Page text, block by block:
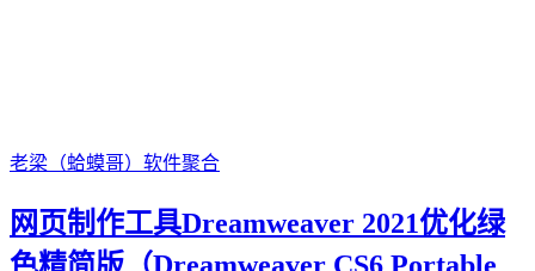
老梁（蛤蟆哥） 软件聚合
网页制作工具Dreamweaver 2021优化绿